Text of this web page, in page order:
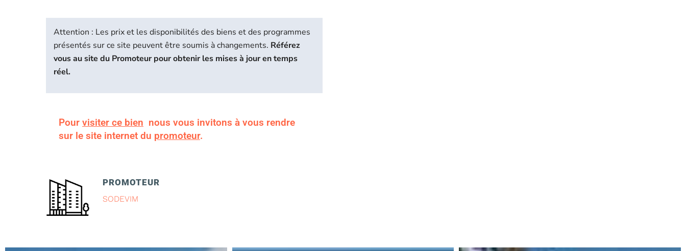
Attention : Les prix et les disponibilités des biens et des programmes
présentés sur ce site peuvent être soumis à changements. Référez
vous au site du Promoteur pour obtenir les mises à jour en temps
réel.
Pour visiter ce bien nous vous invitons à vous rendre
sur le site internet du promoteur.
PROMOTEUR
SODEVIM